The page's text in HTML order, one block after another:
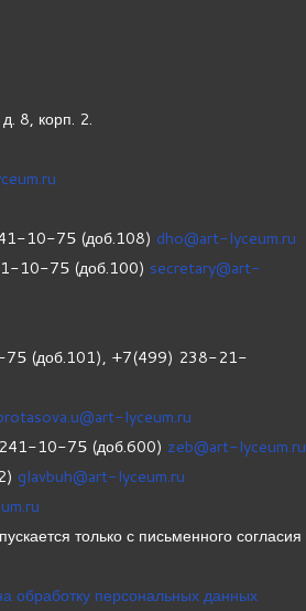
8, корп. 2.
10-75 (доб.108) dho@art-lyceum.ru
10-75 (доб.100) secretary@art-
75 (доб.101), +7(499) 238-21-
lyceum.ru
10-75 (доб.600) zeb@art-lyceum.ru
glavbuh@art-lyceum.ru
только с письменного согласия
обработку персональных данных